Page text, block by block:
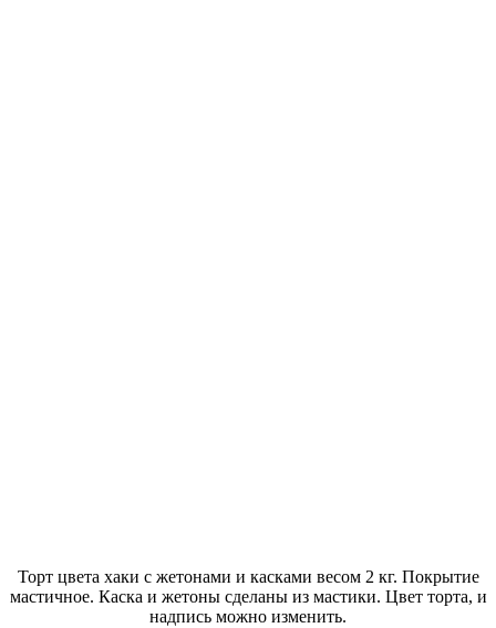
Торт цвета хаки с жетонами и касками весом 2 кг. Покрытие
мастичное. Каска и жетоны сделаны из мастики. Цвет торта, и
надпись можно изменить.